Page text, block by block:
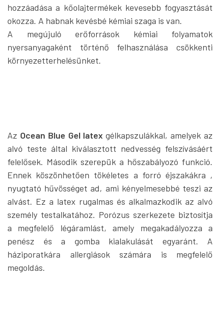
hozzáadása a kőolajtermékek kevesebb fogyasztását
okozza. A habnak kevésbé kémiai szaga is van.
A megújuló erőforrások kémiai folyamatok
nyersanyagaként történő felhasználása csökkenti
környezetterhelésünket.
Az Ocean Blue Gel latex gélkapszulákkal, amelyek az
alvó teste által kiválasztott nedvesség felszívásáért
felelősek. Második szerepük a hőszabályozó funkció.
Ennek köszönhetően tökéletes a forró éjszakákra ,
nyugtató hűvösséget ad, ami kényelmesebbé teszi az
alvást. Ez a latex rugalmas és alkalmazkodik az alvó
személy testalkatához. Porózus szerkezete biztosítja
a megfelelő légáramlást, amely megakadályozza a
penész és a gomba kialakulását egyaránt. A
háziporatkára allergiások számára is megfelelő
megoldás.